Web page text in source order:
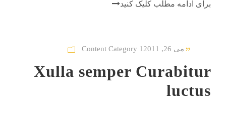
برای ادامه مطلب کلیک کنید
می 26, 2011 Content Category 1
Xulla semper Curabitur
luctus